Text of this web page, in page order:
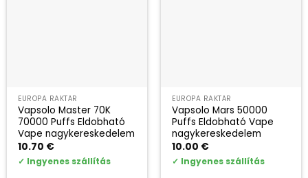
EURÓPA RAKTÁR
Vapsolo Master 70K
70000 Puffs Eldobható
Vape nagykereskedelem
10.70 €
✓ Ingyenes szállítás
EURÓPA RAKTÁR
Vapsolo Mars 50000
Puffs Eldobható Vape
nagykereskedelem
10.00 €
✓ Ingyenes szállítás